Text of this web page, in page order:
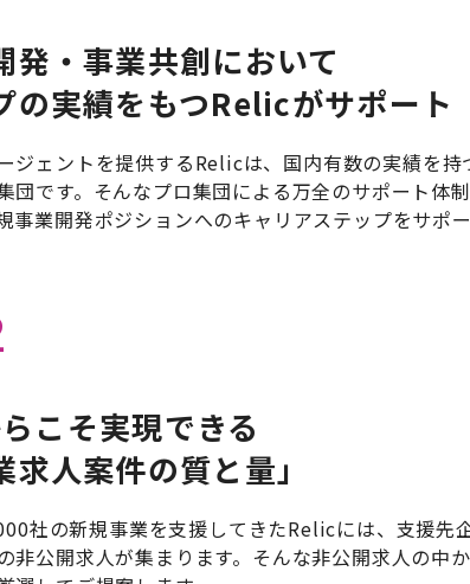
発・事業共創において
の実績をもつRelicがサポート
ジェントを提供するRelicは、国内有数の実績を持
団です。そんなプロ集団による万全のサポート体制
事業開発ポジションへのキャリアステップをサポー
こそ実現できる
求人案件の質と量」
社の新規事業を支援してきたRelicには、支援先
非公開求人が集まります。そんな非公開求人の中か